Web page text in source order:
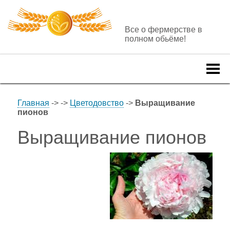
Все о фермерстве в
полном обьёме!
Главная -> -> Цветодовство-> Выращивание
пионов
Выращивание пионов